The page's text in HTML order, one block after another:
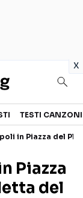
x
TESTI CANZONI
in Piazza del
Piazza
del